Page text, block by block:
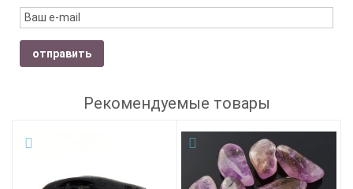
отправить
Рекомендуемые товары